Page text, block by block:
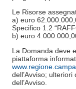
Le Risorse
a) euro
Specifico 1.2
b) euro
La Domanda deve
piattaforma
dell’Avviso;
dell’Avviso.